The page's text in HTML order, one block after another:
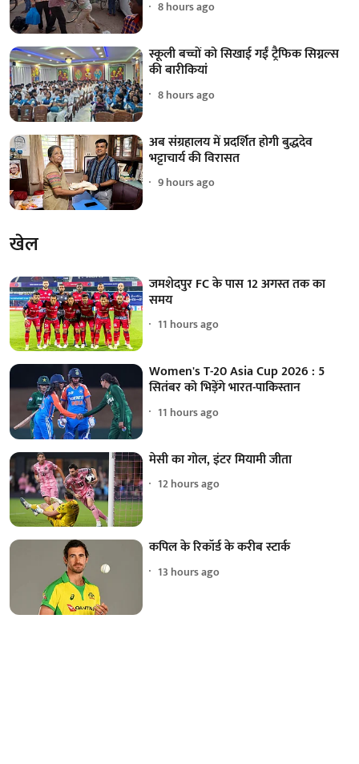
8 hours ago
स्कूली बच्चों को सिखाई गईं ट्रैफिक सिग्नल्स
की बारीकियां
8 hours ago
अब संग्रहालय में प्रदर्शित होगी बुद्धदेव
भट्टाचार्य की विरासत
9 hours ago
खेल
जमशेदपुर FC के पास 12 अगस्त तक का
समय
11 hours ago
Women's T-20 Asia Cup 2026 : 5
सितंबर को भिड़ेंगे भारत-पाकिस्तान
11 hours ago
मेसी का गोल, इंटर मियामी जीता
12 hours ago
कपिल के रिकॉर्ड के करीब स्टार्क
13 hours ago